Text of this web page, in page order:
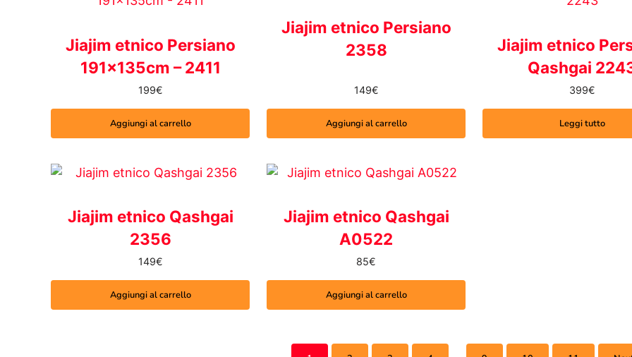
Jiajim etnico Persiano
191x135cm – 2411
199€
Aggiungi al carrello
Jiajim etnico Persiano
2358
149€
Aggiungi al carrello
Jiajim etnico
Qashgai
399€
Leggi tutto
Jiajim etnico Qashgai
2356
149€
Aggiungi al carrello
Jiajim etnico Qashgai
A0522
85€
Aggiungi al carrello